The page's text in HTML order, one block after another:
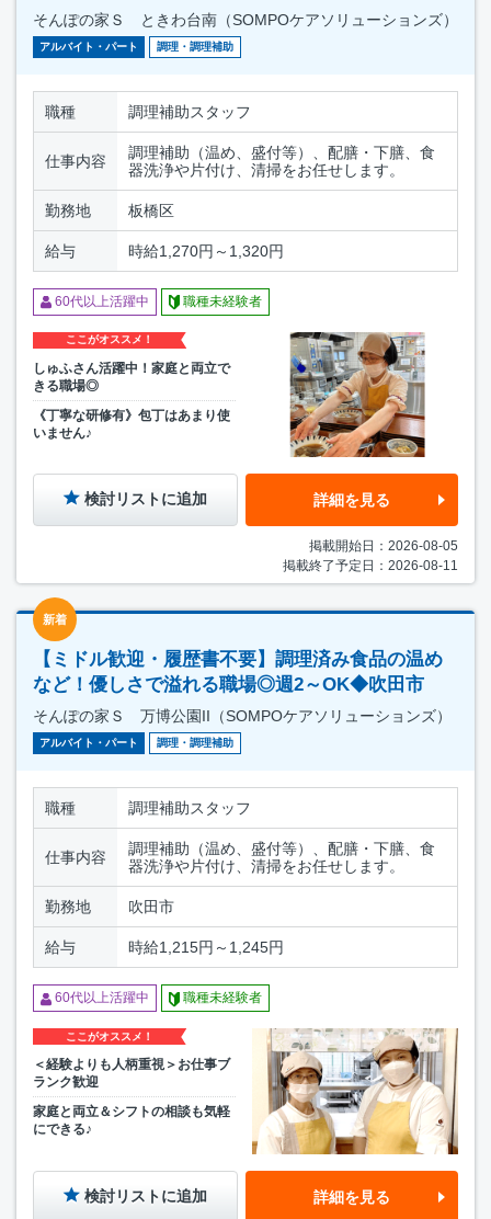
そんぽの家Ｓ ときわ台南（SOMPOケアソリューションズ）
アルバイト・パート 調理・調理補助
職種 調理補助スタッフ
仕事内容
調理補助（温め、盛付等）、配膳・下膳、食
器洗浄や片付け、清掃をお任せします。
勤務地 板橋区
給与 時給1,270円～1,320円
60代以上活躍中 職種未経験者
ここがオススメ！
しゅふさん活躍中！家庭と両立で
きる職場◎
《丁寧な研修有》包丁はあまり使
いません♪
検討リストに追加 詳細を見る
掲載開始日：2026-08-05
掲載終了予定日：2026-08-11
新着
【ミドル歓迎・履歴書不要】調理済み食品の温め
など！優しさで溢れる職場◎週2～OK◆吹田市
そんぽの家Ｓ 万博公園II（SOMPOケアソリューションズ）
アルバイト・パート 調理・調理補助
職種 調理補助スタッフ
仕事内容
調理補助（温め、盛付等）、配膳・下膳、食
器洗浄や片付け、清掃をお任せします。
勤務地 吹田市
給与 時給1,215円～1,245円
60代以上活躍中 職種未経験者
ここがオススメ！
＜経験よりも人柄重視＞お仕事ブ
ランク歓迎
家庭と両立＆シフトの相談も気軽
にできる♪
検討リストに追加 詳細を見る